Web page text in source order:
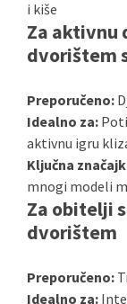
i kiše
Za aktivnu
dvorištem
Preporučeno:
Idealno za:
aktivnu igru
Ključna
mnogi modeli
Za obitelji
dvorištem
Preporučeno:
Idealno za: